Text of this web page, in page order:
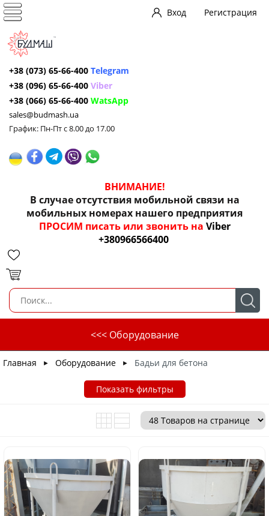
Вход Регистрация
+38 (073) 65-66-400 Telegram
+38 (096) 65-66-400 Viber
+38 (066) 65-66-400 WatsApp
sales@budmash.ua
График: Пн-Пт с 8.00 до 17.00
ВНИМАНИЕ!
В случае отсутствия мобильной связи на
мобильных номерах нашего предприятия
ПРОСИМ писать или звонить на Viber
+380966566400
<<< Оборудование
Главная ► Оборудование ► Бадьи для бетона
Показать фильтры